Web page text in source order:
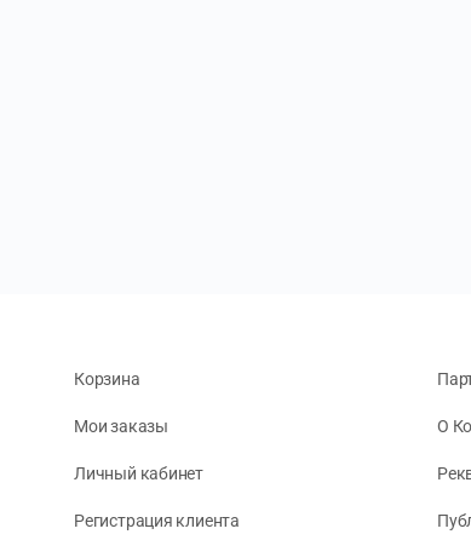
Корзина
Мои заказы
Личный кабинет
Регистрация клиента
О